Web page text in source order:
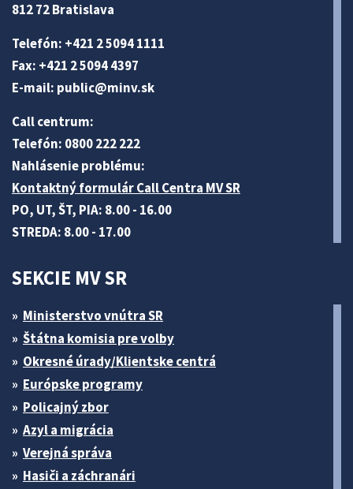
812 72 Bratislava
Telefón: +421 2 5094 1111
Fax: +421 2 5094 4397
E-mail: public@minv.sk
Call centrum:
Telefón: 0800 222 222
Nahlásenie problému:
Kontaktný formulár Call Centra MV SR
PO, UT, ŠT, PIA: 8.00 - 16.00
STREDA: 8.00 - 17.00
SEKCIE MV SR
Ministerstvo vnútra SR
Štátna komisia pre volby
Okresné úrady/Klientske centrá
Európske programy
Policajný zbor
Azyl a migrácia
Verejná správa
Hasiči a záchranári